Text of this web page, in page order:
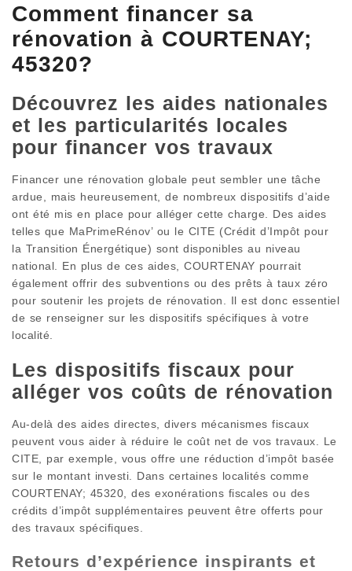
Comment financer sa
rénovation à COURTENAY;
45320?
Découvrez les aides nationales
et les particularités locales
pour financer vos travaux
Financer une rénovation globale peut sembler une tâche
ardue, mais heureusement, de nombreux dispositifs d’aide
ont été mis en place pour alléger cette charge. Des aides
telles que MaPrimeRénov’ ou le CITE (Crédit d’Impôt pour
la Transition Énergétique) sont disponibles au niveau
national. En plus de ces aides, COURTENAY pourrait
également offrir des subventions ou des prêts à taux zéro
pour soutenir les projets de rénovation. Il est donc essentiel
de se renseigner sur les dispositifs spécifiques à votre
localité.
Les dispositifs fiscaux pour
alléger vos coûts de rénovation
Au-delà des aides directes, divers mécanismes fiscaux
peuvent vous aider à réduire le coût net de vos travaux. Le
CITE, par exemple, vous offre une réduction d’impôt basée
sur le montant investi. Dans certaines localités comme
COURTENAY; 45320, des exonérations fiscales ou des
crédits d’impôt supplémentaires peuvent être offerts pour
des travaux spécifiques.
Retours d’expérience inspirants et